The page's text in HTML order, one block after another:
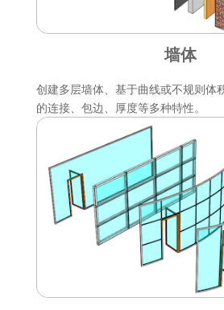
墙体
创建多层墙体、基于曲线或不规则体
的连接、包边、厚度等多种特性。